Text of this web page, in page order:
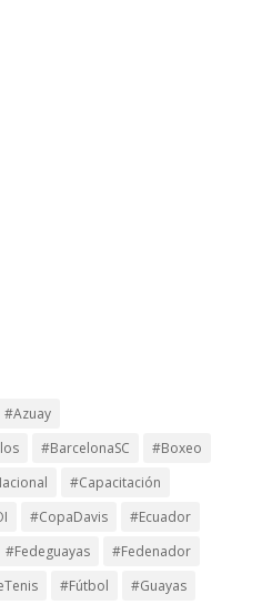
#Azuay
#BarcelonaSC
#Boxeo
#Capacitación
#CopaDavis
#Ecuador
#Fedeguayas
#Fedenador
#Fútbol #Guayas